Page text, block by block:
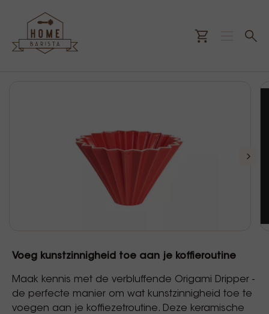
Voeg kunstzinnigheid toe aan je koffieroutine
Maak kennis met de verbluffende Origami Dripper -
de perfecte manier om wat kunstzinnigheid toe te
voegen aan je koffiezetroutine. Deze keramische